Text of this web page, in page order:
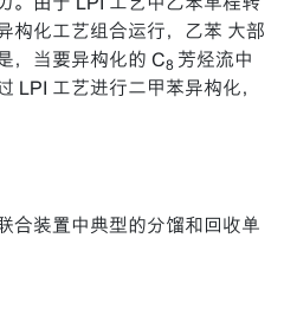
构化工艺组合运行，乙苯 大部
，当要异构化的 C8 芳烃流中
LPI 工艺进行二甲苯异构化，
合装置中典型的分馏和回收单